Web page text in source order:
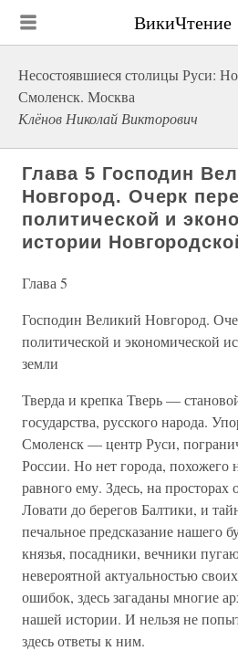
ВикиЧтение
Несостоявшиеся столицы Руси:
Смоленск. Москва
Клёнов Николай Викторович
Глава 5 Господин
Новгород. Очерк
политической и
истории
Глава 5
Господин Великий Новгород.
политической и экономической
земли
Тверда и крепка Тверь —
государства, русского народа.
Смоленск — центр Руси,
России. Но нет города,
равного ему. Здесь, на
Ловати до берегов Балтики, и
печальное предсказание нашего
князья, посадники, вечники
невероятной актуальностью
ошибок, здесь загаданы многие
нашей истории. И нельзя не
здесь ответы к ним.